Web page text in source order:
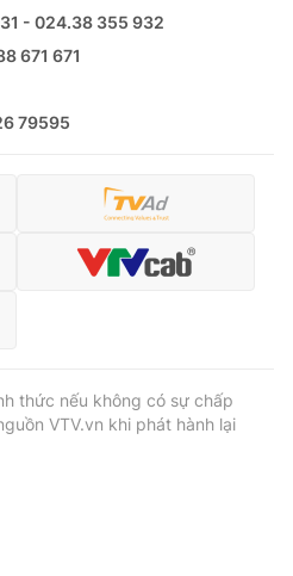
- 024.38 355 932
671 671
79595
thức nếu không có sự chấp
VTV.vn khi phát hành lại